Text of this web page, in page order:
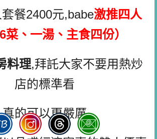
餐2400元,babe激推四人
菜、一湯、主食四份）
料理,拜託大家不要用熱炒
店的標準看
真的可以更嚴厲